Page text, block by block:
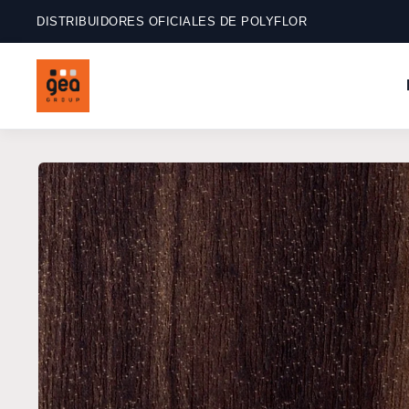
directamente
DISTRIBUIDORES OFICIALES DE POLYFLOR
directamente
a la
información
del producto